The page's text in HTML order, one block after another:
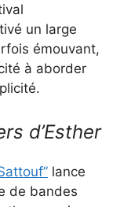
un large
émouvant,
à aborder
d’Esther
lance
de bandes